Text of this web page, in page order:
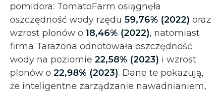
pomidora: TomatoFarm osiągnęła
oszczędność wody rzędu 59,76% (2022) oraz
wzrost plonów o 18,46% (2022), natomiast
firma Tarazona odnotowała oszczędność
wody na poziomie 22,58% (2023) i wzrost
plonów o 22,98% (2023). Dane te pokazują,
że inteligentne zarządzanie nawadnianiem,